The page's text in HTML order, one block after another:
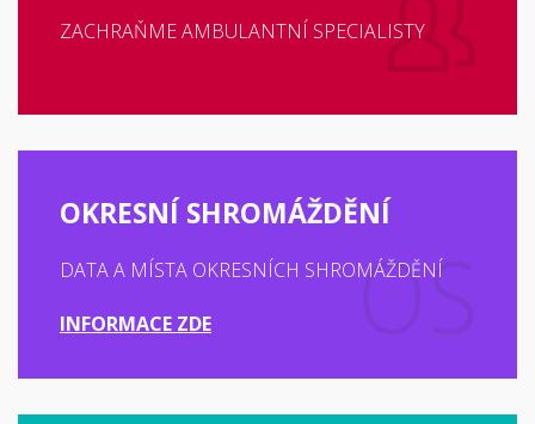
ZACHRAŇME AMBULANTNÍ SPECIALISTY
OKRESNÍ SHROMÁŽDĚNÍ
DATA A MÍSTA OKRESNÍCH SHROMÁŽDĚNÍ
INFORMACE ZDE